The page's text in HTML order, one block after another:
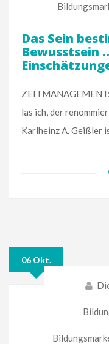
Das Sein
Bewusstsein
las ich, der
Karlheinz A. Geißler
06 Okt.